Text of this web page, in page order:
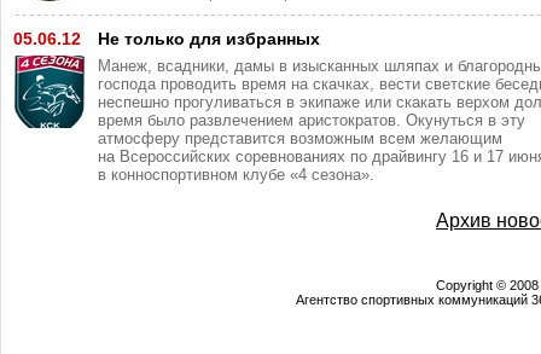
05.06.12 Не только для избранных
Манеж, всадники, дамы в изысканных шляпах и
господа проводить время на скачках, вести светские
неспешно прогуливаться в экипаже или скакать верхом
время было развлечением аристократов. Окунуться в эту
атмосферу представится возможным всем желающим
на Всероссийских соревнованиях по драйвингу 16 и 17
в конноспортивном клубе «4 сезона».
Архив
Copyright © 2008
Агентство спортивных коммуникаций